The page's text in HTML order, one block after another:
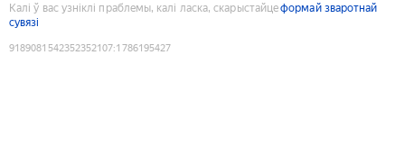
Калі ў вас узніклі праблемы, калі ласка, скарыстайцеформай зваротнай
сувязі
9189081542352352107:1786195427